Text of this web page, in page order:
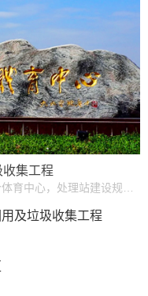
集工程
山西体育中心新建污水处理站服务于整个体育中心，处理站建设规模为1000m³/d，污水来源主要有管理人员生活污水、健身人员洗浴废水、体育中心内四座食堂厨余废水及体育中心内初期雨水等，污水经处理后进入中水回用水池，用于体育中心杂用水回用
及垃圾收集工程